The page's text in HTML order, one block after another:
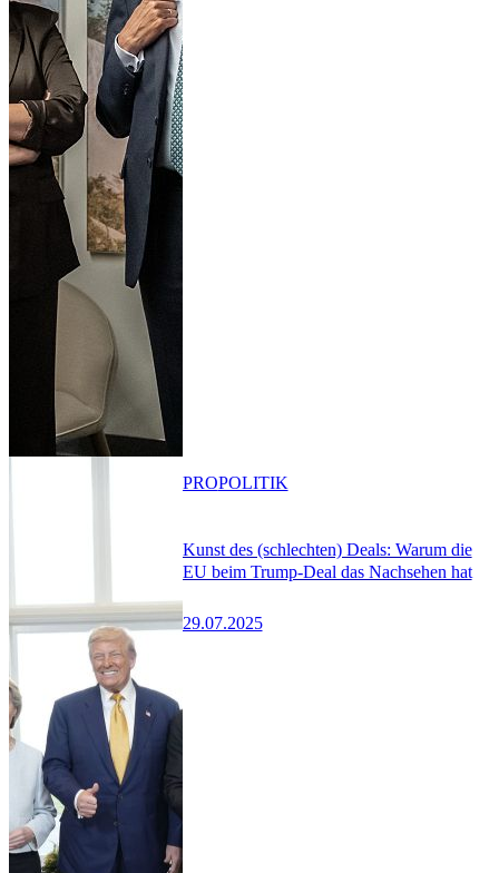
Kunst des (schlechten) Deals: Warum die
EU beim Trump-Deal das Nachsehen hat
29.07.2025
PROPOLITIK